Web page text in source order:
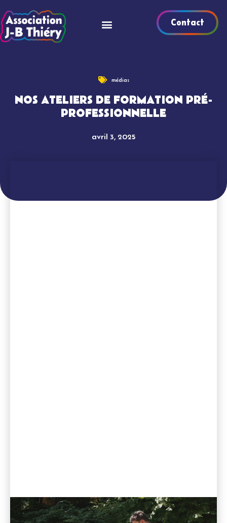
Contact
médias
NOS ATELIERS DE FORMATION PRÉ-
PROFESSIONNELLE
avril 3, 2025